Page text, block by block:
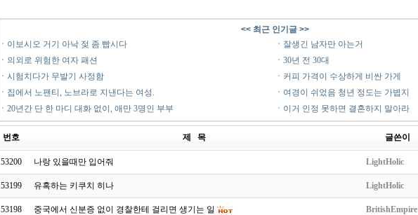
<< 최근 인기글 >>
ㆍ 이보시오 거기 아낙 젖 좀 빱시다 ㆍ 잘생긴 남자만 아는거
ㆍ 의외로 위험한 여자 패션 ㆍ 30년 전 30대
ㆍ 시험치다가 무발기 사정함 ㆍ 커피 가격이 수상하게 비싼 가게
ㆍ 집에서 노팬티, 노브라로 지낸다는 여성. ㆍ 여경이 쉬었음 청년 정도는 가볍지
ㆍ 20년간 단 한 마디 대화 없이, 애만 3명인 부부 ㆍ 이거 인정 못하면 결혼하지 말아라
번호 제 목 글쓴이
53200 나랑 있을때만 입어줘 LightHolic
53199 유혹하는 키쿠치 히나 LightHolic
53198 중국에서 신분증 없이 경찰한테 걸리면 생기는 일 BritishEmpire